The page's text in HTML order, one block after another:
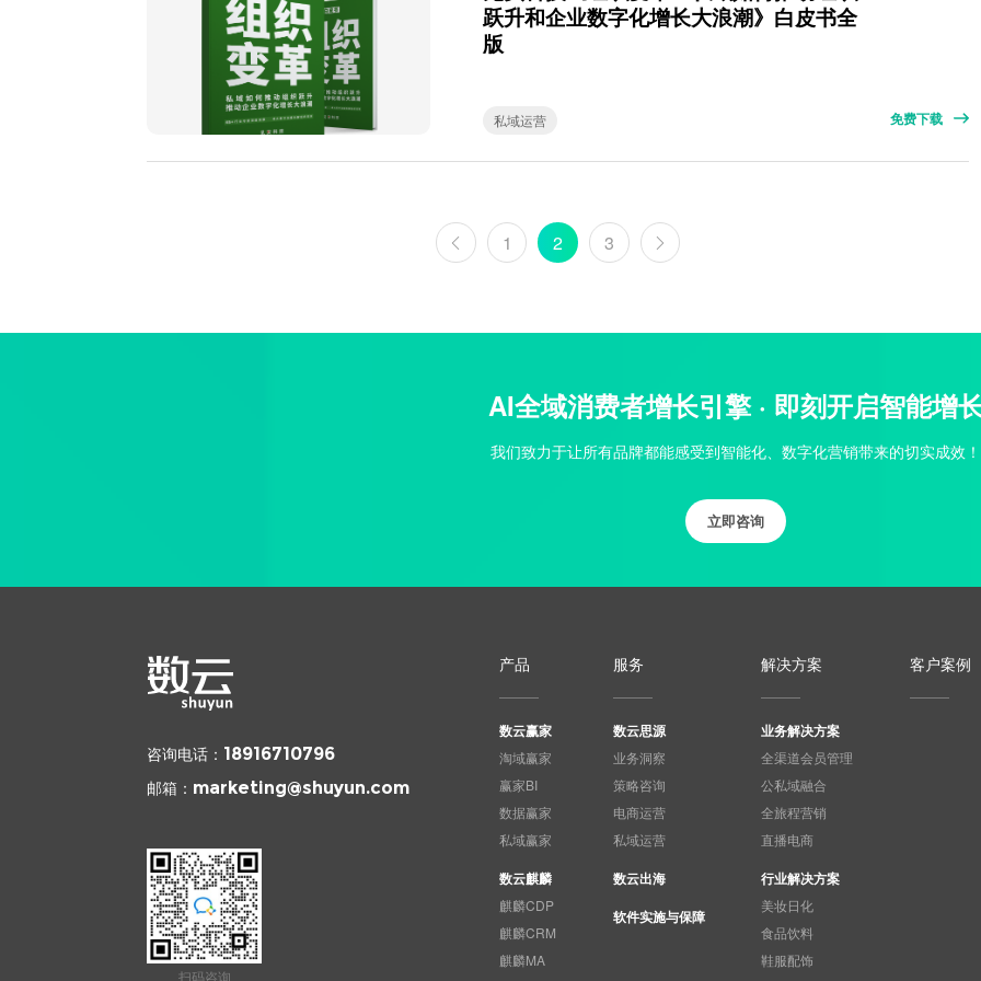
跃升和企业数字化增长大浪潮》白皮书全
版
私域运营 免费下载
1 2 3
AI全域消费者增长引擎 · 即刻开启智能增
我们致力于让所有品牌都能感受到智能化、数字化营销带来的切实成效！
立即咨询
咨询电话： 18916710796
邮箱： marketing@shuyun.com
扫码咨询
产品
数云赢家
淘域赢家
赢家BI
数据赢家
私域赢家
数云麒麟
麒麟CDP
麒麟CRM
麒麟MA
服务
数云思源
业务洞察
策略咨询
电商运营
私域运营
数云出海
软件实施与保障
解决方案
业务解决方案
全渠道会员管理
公私域融合
全旅程营销
直播电商
行业解决方案
美妆日化
食品饮料
鞋服配饰
客户案例